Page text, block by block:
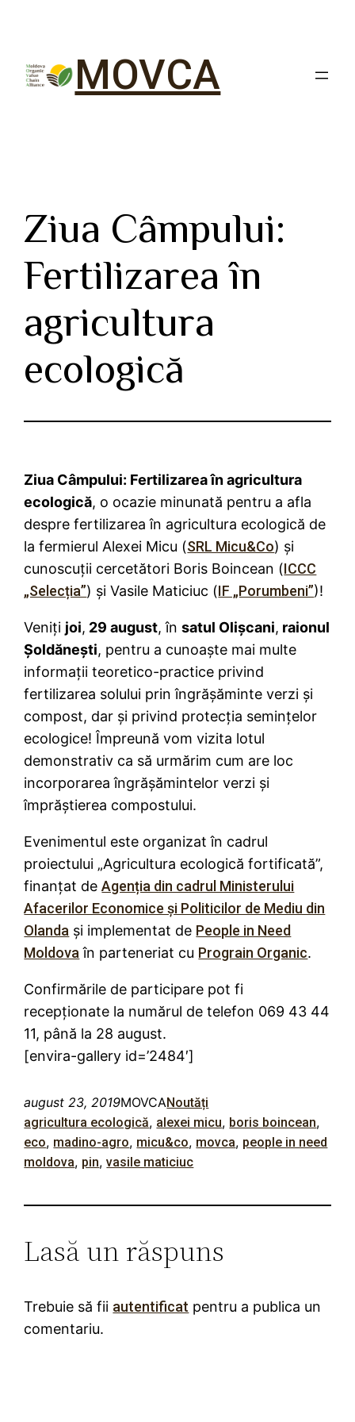
MOVCA
Ziua Câmpului:
Fertilizarea în
agricultura
ecologică
Ziua Câmpului: Fertilizarea în agricultura
ecologică, o ocazie minunată pentru a afla
despre fertilizarea în agricultura ecologică de
la fermierul Alexei Micu (SRL Micu&Co) și
cunoscuții cercetători Boris Boincean (ICCC
„Selecția”) și Vasile Maticiuc (IF „Porumbeni”)!
Veniți joi, 29 august, însatul Olișcani, raionul
Șoldănești, pentru a cunoaște mai multe
informații teoretico-practice privind
fertilizarea solului prin îngrășăminte verzi și
compost, dar și privind protecția semințelor
ecologice! Împreună vom vizita lotul
demonstrativ ca să urmărim cum are loc
incorporarea îngrășămintelor verzi și
împrăștierea compostului.
Evenimentul este organizat în cadrul
proiectului „Agricultura ecologică fortificată”,
finanțat deAgenția din cadrul Ministerului
Afacerilor Economice și Politicilor de Mediu din
Olanda și implementat de People in Need
Moldova în parteneriat cu Prograin Organic.
Confirmările de participare pot fi
recepționate la numărul de telefon 069 43 44
11, până la 28 august.
[envira-gallery id=’2484′]
august 23, 2019MOVCANoutăți
agricultura ecologică, alexei micu, boris boincean
eco, madino-agro, micu&co, movca, people in need
moldova, pin, vasile maticiuc
Lasă un răspuns
Trebuie să fii autentificat pentru a publica un
comentariu.